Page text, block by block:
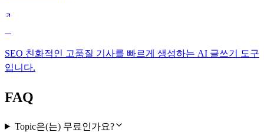
SEO 친화적인 고품질 기사를 빠르게 생성하는 AI 글쓰기 도구
입니다.
FAQ
Topic은(는) 무료인가요?